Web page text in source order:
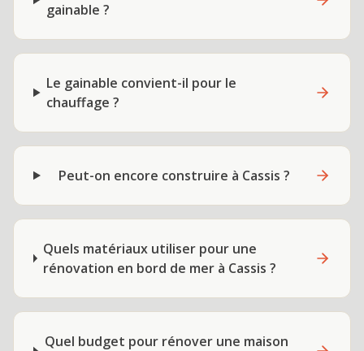
gainable ?
Le gainable convient-il pour le
chauffage ?
Peut-on encore construire à Cassis ?
Quels matériaux utiliser pour une
rénovation en bord de mer à Cassis ?
Quel budget pour rénover une maison